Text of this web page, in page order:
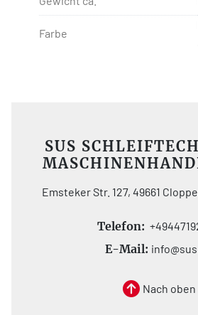
Farbe
SUS
Emsteker Str. 127, 49661
Telefon:
E-Mail:
Nach oben